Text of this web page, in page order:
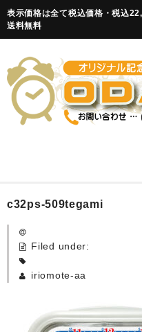
表示価格は全て税込価格・税込
送料無料
HOME
卒園記念品
カード付フォトフレームク
c32ps-509tegami
Filed under:
iriomote-aa